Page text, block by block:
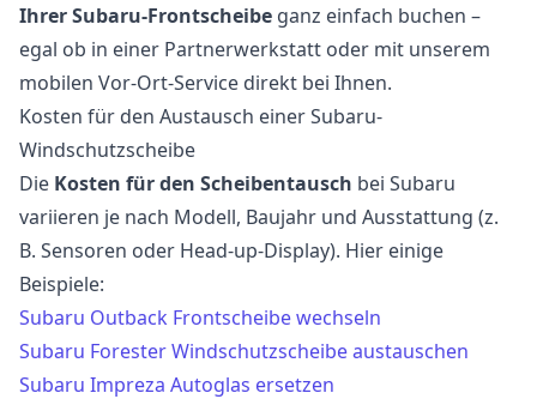
Ihrer Subaru-Frontscheibe ganz einfach buchen –
egal ob in einer Partnerwerkstatt oder mit unserem
mobilen Vor-Ort-Service direkt bei Ihnen.
Kosten für den Austausch einer Subaru-
Windschutzscheibe
Die Kosten für den Scheibentausch bei Subaru
variieren je nach Modell, Baujahr und Ausstattung (z.
B. Sensoren oder Head-up-Display). Hier einige
Beispiele:
Subaru Outback Frontscheibe wechseln
Subaru Forester Windschutzscheibe austauschen
Subaru Impreza Autoglas ersetzen